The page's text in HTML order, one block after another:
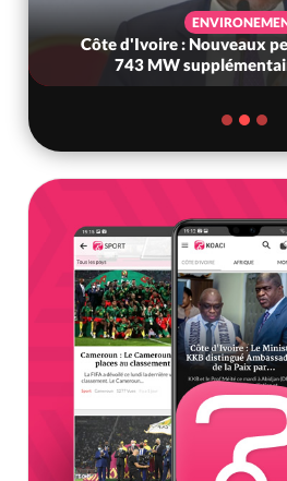
Côte d'Ivoire : Nouveaux
743 MW